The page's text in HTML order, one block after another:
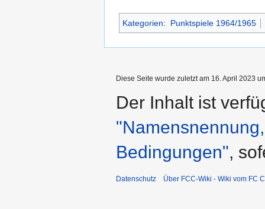
Kategorien: Punktspiele 1964/1965
Diese Seite wurde zuletzt am 16. April 2023
Der Inhalt ist
Bedingungen",
Datenschutz Über FCC-Wiki - Wiki vom FC